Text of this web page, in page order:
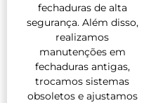
fechaduras de alta
segurança. Além disso,
realizamos
manutenções em
fechaduras antigas,
trocamos sistemas
obsoletos e ajustamos